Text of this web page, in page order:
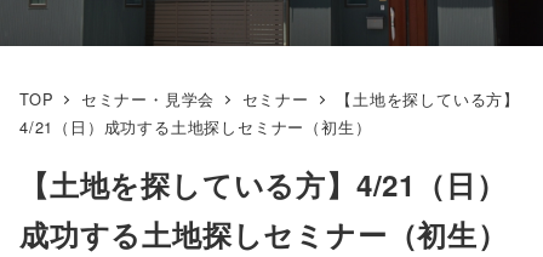
ツ
TOP セミナー・見学会 セミナー
【土地を探している方】
4/21（日）成功する土地探しセミナー（初生）
【土地を探している方】4/21（日）
成功する土地探しセミナー（初生）